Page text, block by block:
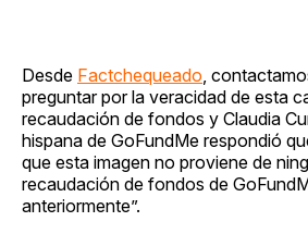
Desde Factchequeado ,
preguntar por la veracidad de esta
recaudación de fondos y Claudia
hispana de GoFundMe respondió
que esta imagen no proviene de
recaudación de fondos de
anteriormente”.